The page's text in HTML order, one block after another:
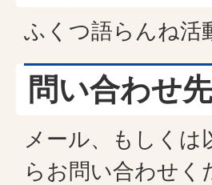
ふくつ語らんね活
問い合わせ先
メール、もしくは
らお問い合わせく